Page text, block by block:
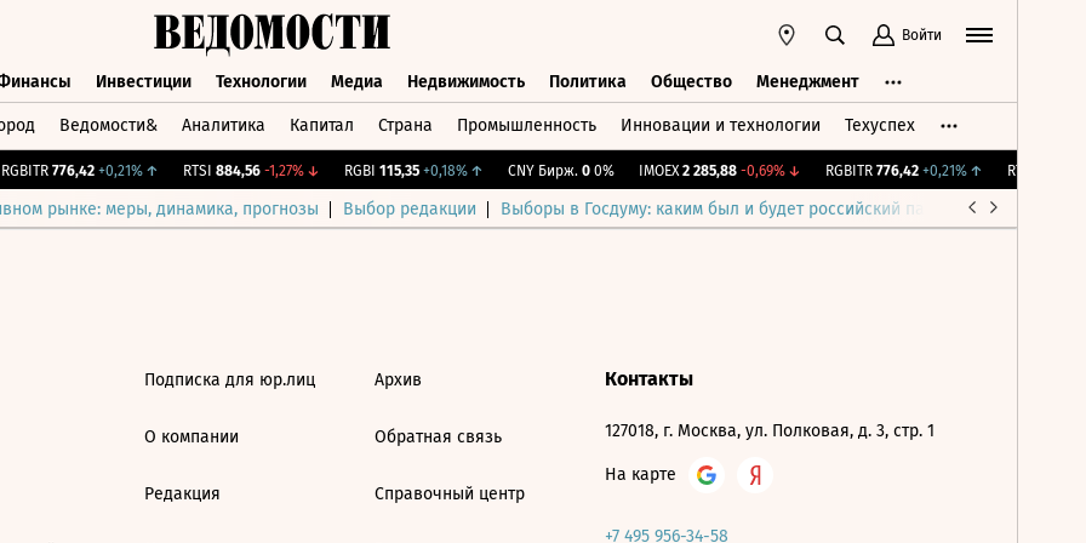
Войти
Инвестиции Технологии Медиа Недвижимость Политика Общество Менеджмент
Ведомости& Аналитика Капитал Страна Промышленность Инновации и технологии Техуспех
RGBITR 776,42 +0,21%↑ RTSI 884,56 -1,27%↓ RGBI 115,35 +0,18%↑ CNY Бирж. 0 0% IMOEX 2 285,88 -0,69%↓ RGBITR 776,42 +0,21%↑ RTSI
рынке: меры, динамика, прогнозы Выбор редакции Выборы в Госдуму: каким был и будет российский парламент
Подписка для юр.лиц
О компании
Редакция
Архив
Обратная связь
Справочный центр
Контакты
127018, г. Москва, ул. Полковая, д. 3, стр. 1
На карте
+7 495 956-34-58